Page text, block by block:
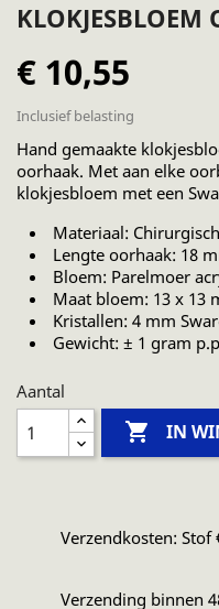
KLOKJESBLOEM
€ 10,55
Inclusief belasting
Hand gemaakte
oorhaak. Met aan elke
klokjesbloem met een
Materiaal:
Lengte oorhaak: 18
Bloem: Parelmoer
Maat bloem: 13 x 13
Kristallen: 4 mm
Gewicht: ± 1 gram
Aantal
 IN
Verzendkosten: Stof
Verzending binnen